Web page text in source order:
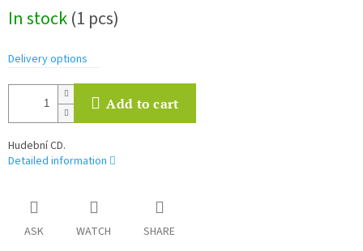
price:
In stock(1 pcs)
Delivery options
Add to cart
Hudební CD.
Detailed information
ASK WATCH SHARE